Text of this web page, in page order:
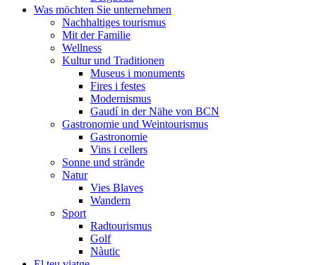
Was möchten Sie unternehmen
Nachhaltiges tourismus
Mit der Familie
Wellness
Kultur und Traditionen
Museus i monuments
Fires i festes
Modernismus
Gaudí in der Nähe von BCN
Gastronomie und Weintourismus
Gastronomie
Vins i cellers
Sonne und strände
Natur
Vies Blaves
Wandern
Sport
Radtourismus
Golf
Nàutic